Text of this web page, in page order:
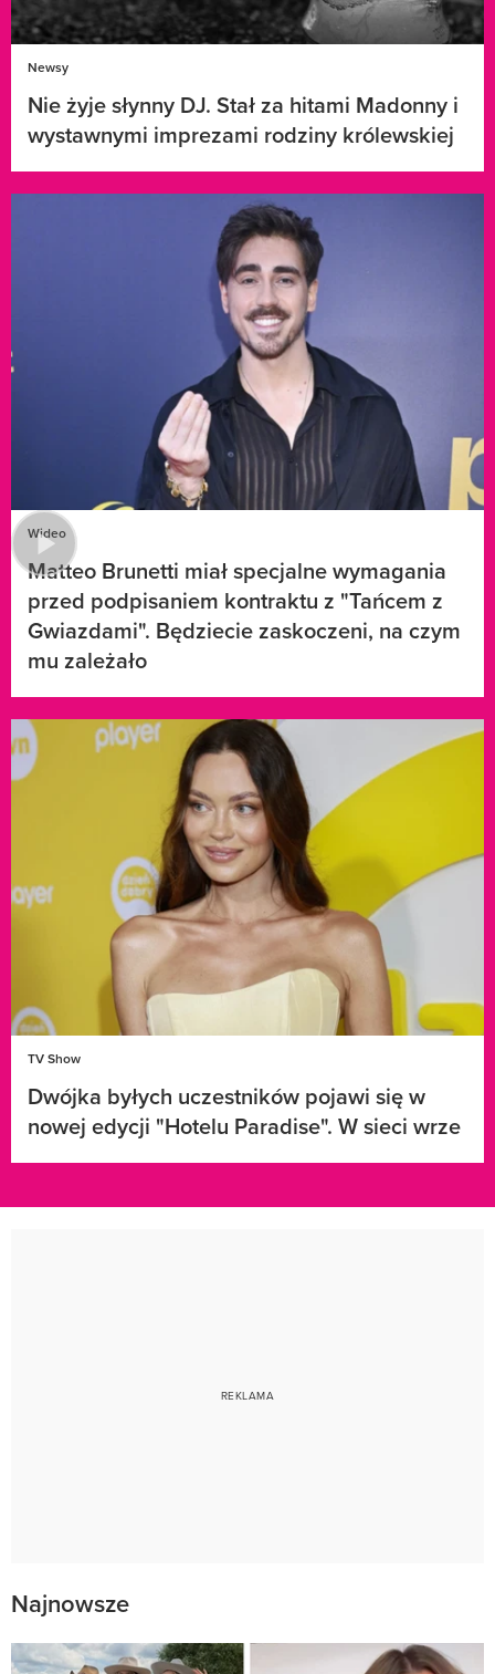
Newsy
Nie żyje słynny DJ. Stał za hitami Madonny i
wystawnymi imprezami rodziny królewskiej
Wideo
Matteo Brunetti miał specjalne wymagania
przed podpisaniem kontraktu z "Tańcem z
Gwiazdami". Będziecie zaskoczeni, na czym
mu zależało
TV Show
Dwójka byłych uczestników pojawi się w
nowej edycji "Hotelu Paradise". W sieci wrze
Najnowsze